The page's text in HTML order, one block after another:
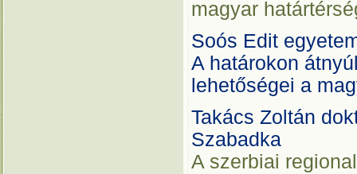
magyar
Soós Edit
A határokon
lehetőségei a
Takács Zoltán
Szabadka
A szerbiai